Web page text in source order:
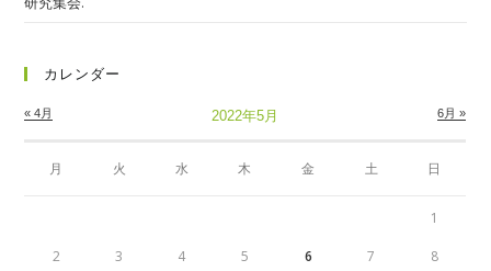
カレンダー
2022年5月
月 火 水 木 金 土 日
« 4月 6月 »
1
2 3 4 5 6 7 8